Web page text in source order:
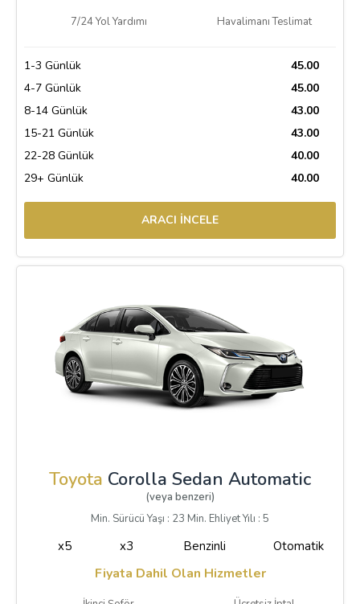
7/24 Yol Yardımı Havalimanı Teslimat
1-3 Günlük
45.00
4-7 Günlük
45.00
8-14 Günlük
43.00
15-21 Günlük
43.00
22-28 Günlük
40.00
29+ Günlük
40.00
ARACI İNCELE
Toyota Corolla Sedan Automatic
(veya benzeri)
Min. Sürücü Yaşı : 23 Min. Ehliyet Yılı : 5
x5 x3 Benzinli Otomatik
Fiyata Dahil Olan Hizmetler